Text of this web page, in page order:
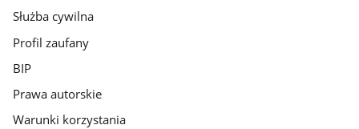
Służba cywilna
Profil zaufany
BIP
Prawa autorskie
Warunki korzystania